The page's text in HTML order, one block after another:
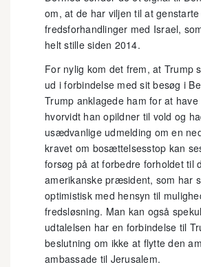
om, at de har viljen til at
fredsforhandlinger med Israel,
helt stille siden 2014.
For nylig kom det frem, at Trump
ud i forbindelse med sit besøg i
Trump anklagede ham for at have
hvorvidt han opildner til vold og
usædvanlige udmelding om en
kravet om bosættelsesstop kan
forsøg på at forbedre forholdet til
amerikanske præsident, som har
optimistisk med hensyn til
fredsløsning. Man kan også
udtalelsen har en forbindelse til
beslutning om ikke at flytte den
ambassade til Jerusalem.